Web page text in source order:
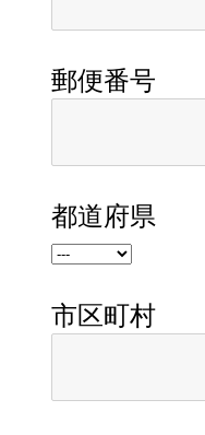
郵便番号
都道府県
市区町村